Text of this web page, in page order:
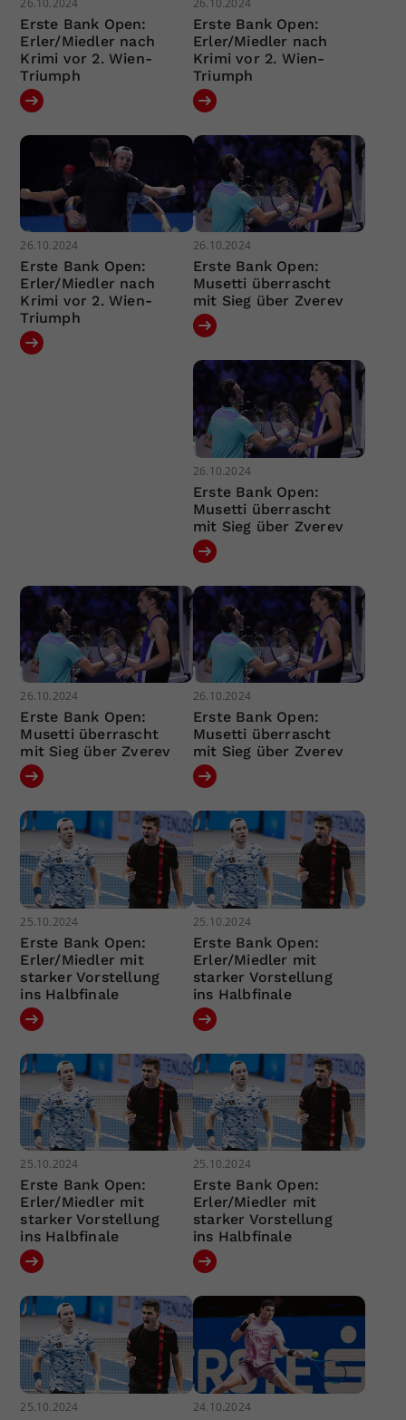
Erste Bank Open:
Erler/Miedler nach
Krimi vor 2. Wien-
Triumph
Erste Bank Open:
Erler/Miedler nach
Krimi vor 2. Wien-
Triumph
26.10.2024
Erste Bank Open:
Erler/Miedler nach
Krimi vor 2. Wien-
Triumph
26.10.2024
Erste Bank Open:
Musetti überrascht
mit Sieg über Zverev
26.10.2024
Erste Bank Open:
Musetti überrascht
mit Sieg über Zverev
26.10.2024
Erste Bank Open:
Musetti überrascht
mit Sieg über Zverev
26.10.2024
Erste Bank Open:
Musetti überrascht
mit Sieg über Zverev
25.10.2024
Erste Bank Open:
Erler/Miedler mit
starker Vorstellung
ins Halbfinale
25.10.2024
Erste Bank Open:
Erler/Miedler mit
starker Vorstellung
ins Halbfinale
25.10.2024
Erste Bank Open:
Erler/Miedler mit
starker Vorstellung
ins Halbfinale
25.10.2024
Erste Bank Open:
Erler/Miedler mit
starker Vorstellung
ins Halbfinale
25.10.2024 24.10.2024